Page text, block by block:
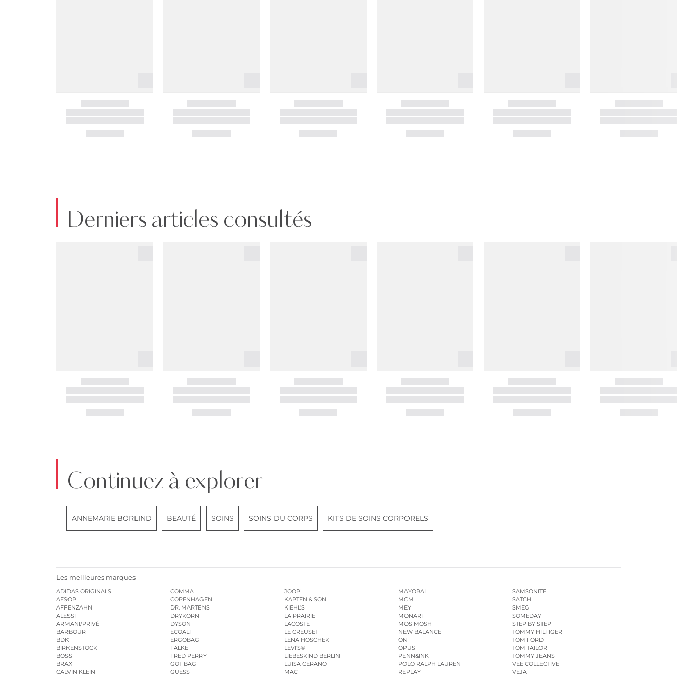
Derniers articles consultés
Continuez à explorer
ANNEMARIE BÖRLIND BEAUTÉ SOINS SOINS DU CORPS KITS DE SOINS CORPORELS
Les meilleures marques
ADIDAS ORIGINALS
AESOP
AFFENZAHN
ALESSI
ARMANI/PRIVÉ
BARBOUR
BDK
BIRKENSTOCK
BOSS
BRAX
CALVIN KLEIN
COMMA
COPENHAGEN
DR. MARTENS
DRYKORN
DYSON
ECOALF
ERGOBAG
FALKE
FRED PERRY
GOT BAG
GUESS
JOOP!
KAPTEN & SON
KIEHL’S
LA PRAIRIE
LACOSTE
LE CREUSET
LENA HOSCHEK
LEVI’S®
LIEBESKIND BERLIN
LUISA CERANO
MAC
MAYORAL
MCM
MEY
MONARI
MOS MOSH
NEW BALANCE
ON
OPUS
PENN&INK
POLO RALPH LAUREN
REPLAY
SAMSONITE
SATCH
SMEG
SOMEDAY
STEP BY STEP
TOMMY HILFIGER
TOM FORD
TOM TAILOR
TOMMY JEANS
VEE COLLECTIVE
VEJA